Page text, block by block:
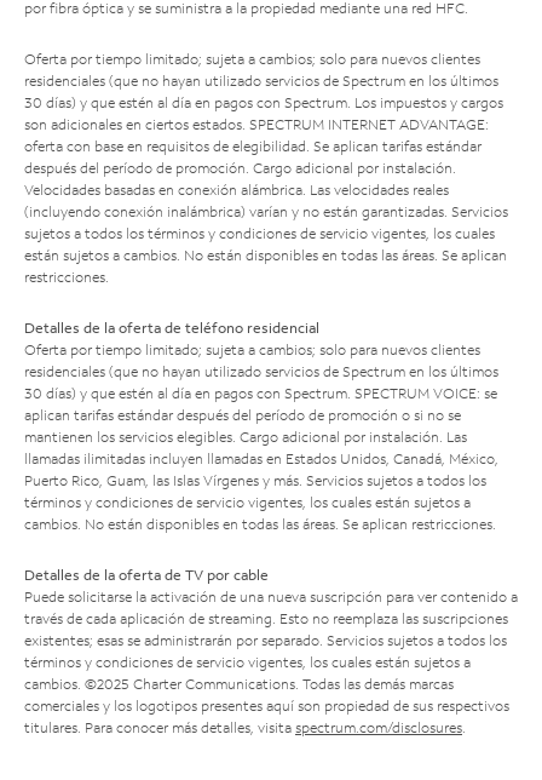
por fibra óptica y se suministra a la propiedad mediante una red HFC.
Oferta por tiempo limitado; sujeta a cambios; solo para nuevos clientes
residenciales (que no hayan utilizado servicios de Spectrum en los últimos
30 días) y que estén al día en pagos con Spectrum. Los impuestos y cargos
son adicionales en ciertos estados. SPECTRUM INTERNET ADVANTAGE:
oferta con base en requisitos de elegibilidad. Se aplican tarifas estándar
después del período de promoción. Cargo adicional por instalación.
Velocidades basadas en conexión alámbrica. Las velocidades reales
(incluyendo conexión inalámbrica) varían y no están garantizadas. Servicios
sujetos a todos los términos y condiciones de servicio vigentes, los cuales
están sujetos a cambios. No están disponibles en todas las áreas. Se aplican
restricciones.
Detalles de la oferta de teléfono residencial
Oferta por tiempo limitado; sujeta a cambios; solo para nuevos clientes
residenciales (que no hayan utilizado servicios de Spectrum en los últimos
30 días) y que estén al día en pagos con Spectrum. SPECTRUM VOICE: se
aplican tarifas estándar después del período de promoción o si no se
mantienen los servicios elegibles. Cargo adicional por instalación. Las
llamadas ilimitadas incluyen llamadas en Estados Unidos, Canadá, México,
Puerto Rico, Guam, las Islas Vírgenes y más. Servicios sujetos a todos los
términos y condiciones de servicio vigentes, los cuales están sujetos a
cambios. No están disponibles en todas las áreas. Se aplican restricciones.
Detalles de la oferta de TV por cable
Puede solicitarse la activación de una nueva suscripción para ver contenido a
través de cada aplicación de streaming. Esto no reemplaza las suscripciones
existentes; esas se administrarán por separado. Servicios sujetos a todos los
términos y condiciones de servicio vigentes, los cuales están sujetos a
cambios. ©2025 Charter Communications. Todas las demás marcas
comerciales y los logotipos presentes aquí son propiedad de sus respectivos
titulares. Para conocer más detalles, visita spectrum.com/disclosures